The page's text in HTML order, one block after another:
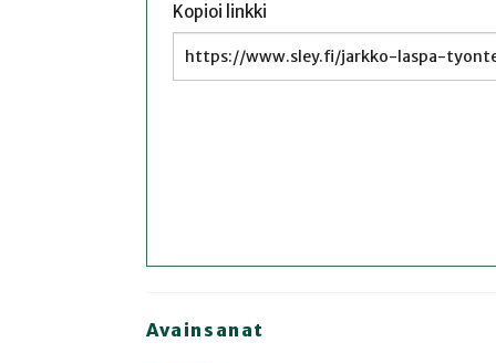
Kopioi linkki
Avainsanat